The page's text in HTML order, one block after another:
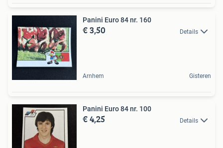
Panini Euro 84 nr. 160
€ 3,50 Details
Arnhem Gisteren
Panini Euro 84 nr. 100
€ 4,25 Details